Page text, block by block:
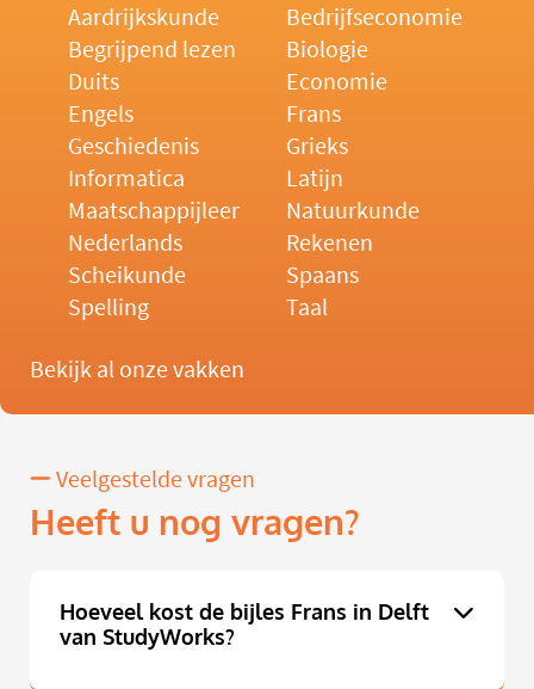
Aardrijkskunde
Bedrijfseconomie
Begrijpend lezen
Biologie
Duits
Economie
Engels
Frans
Geschiedenis
Grieks
Informatica
Latijn
Maatschappijleer
Natuurkunde
Nederlands
Rekenen
Scheikunde
Spaans
Spelling
Taal
Bekijk al onze vakken
Veelgestelde vragen
Heeft u nog vragen?
Hoeveel kost de bijles Frans in Delft
van StudyWorks?